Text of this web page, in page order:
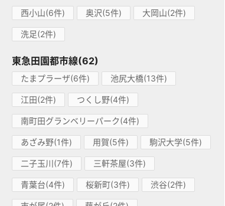
西小山(6件) 奥沢(5件) 大岡山(2件)
洗足(2件)
東急田園都市線(62)
たまプラーザ(6件) 池尻大橋(13件)
江田(2件) つくし野(4件)
南町田グランベリーパーク(4件)
あざみ野(1件) 用賀(5件) 駒沢大学(5件)
二子玉川(7件) 三軒茶屋(3件)
青葉台(4件) 桜新町(3件) 渋谷(2件)